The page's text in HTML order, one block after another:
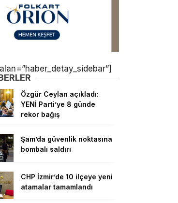
Özgür Ceylan açıkladı:
YENİ Parti’ye 8 günde
rekor bağış
Şam’da güvenlik noktasına
bombalı saldırı
CHP İzmir’de 10 ilçeye yeni
atamalar tamamlandı